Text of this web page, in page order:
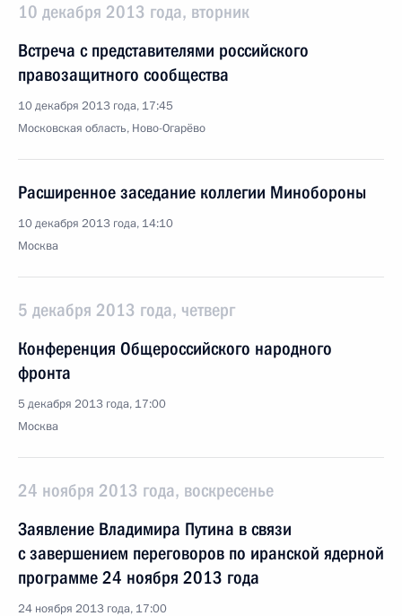
10 декабря 2013 года, вторник
Встреча с представителями российского
правозащитного сообщества
10 декабря 2013 года, 17:45
Московская область, Ново-Огарёво
Расширенное заседание коллегии Минобороны
10 декабря 2013 года, 14:10
Москва
5 декабря 2013 года, четверг
Конференция Общероссийского народного
фронта
5 декабря 2013 года, 17:00
Москва
24 ноября 2013 года, воскресенье
Заявление Владимира Путина в связи
с завершением переговоров по иранской ядерной
программе 24 ноября 2013 года
24 ноября 2013 года, 17:00